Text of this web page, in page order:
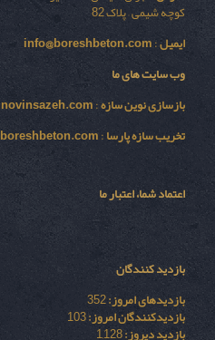
کوچه شیمی – پلاک 82
ایمیل:
info@boreshbeton.com
وب سایت های ما
بازسازی نوين سازه:
novinsazeh.com
تخریب سازه پارسا:
boreshbeton.com
اعتماد شما، اعتبار ما
بازدید کنندگان
بازدیدهای امروز:352
بازدیدکنندگان امروز:103
بازدید دیروز:1,128